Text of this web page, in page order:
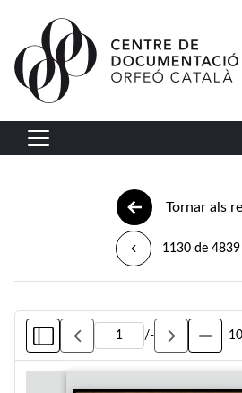
Vés al contingut
Navegació principal
Tornar als
1130 de 4839
/-